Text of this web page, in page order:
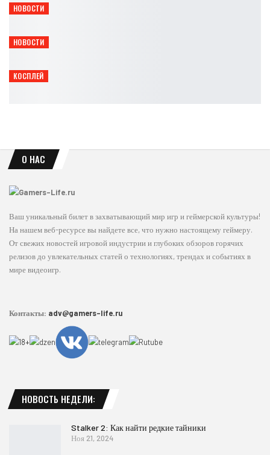
НОВОСТИ
Gothic 1 Remake получит Marvin Mode и Mod Kit
НОВОСТИ
Titan Quest II получила мастерство духов и крафт
КОСПЛЕЙ
Опасная грация: косплей Чёрной кошки из Marvel
О НАС
Ваш уникальный билет в захватывающий мир игр и геймерской культуры!
На нашем веб-ресурсе вы найдете все, что нужно настоящему геймеру.
От свежих новостей игровой индустрии и глубоких обзоров горячих
релизов до увлекательных статей о технологиях, трендах и событиях в
мире видеоигр.
Контакты: adv@gamers-life.ru
НОВОСТЬ НЕДЕЛИ:
Stalker 2: Как найти редкие тайники
Ноя 21, 2024